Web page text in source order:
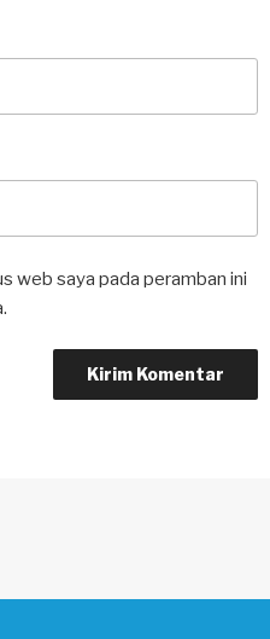
web saya pada peramban ini